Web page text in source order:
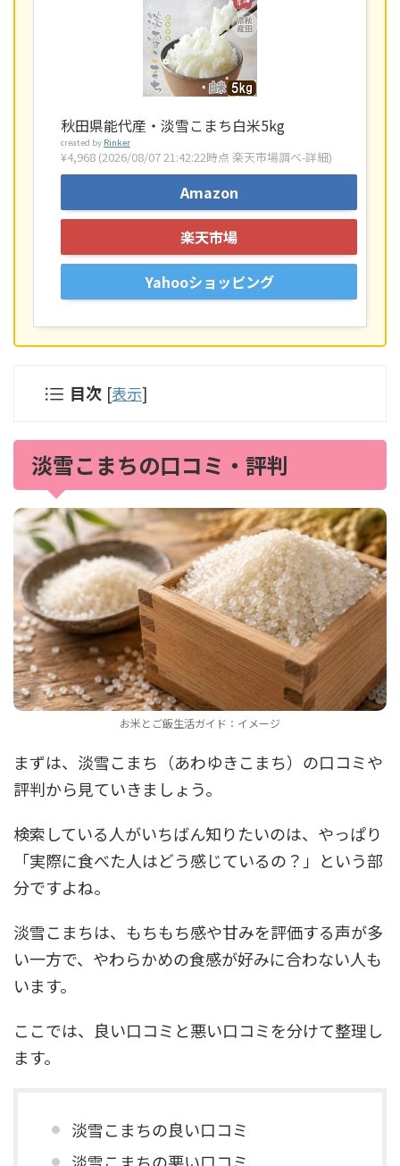
秋田県能代産・淡雪こまち白米5kg
created by Rinker
¥4,968 (2026/08/07 21:42:22時点 楽天市場調べ-詳細)
Amazon
楽天市場
Yahooショッピング
目次 [表示]
淡雪こまちの口コミ・評判
お米とご飯生活ガイド：イメージ
まずは、淡雪こまち（あわゆきこまち）の口コミや
評判から見ていきましょう。
検索している人がいちばん知りたいのは、やっぱり
「実際に食べた人はどう感じているの？」という部
分ですよね。
淡雪こまちは、もちもち感や甘みを評価する声が多
い一方で、やわらかめの食感が好みに合わない人も
います。
ここでは、良い口コミと悪い口コミを分けて整理し
ます。
淡雪こまちの良い口コミ